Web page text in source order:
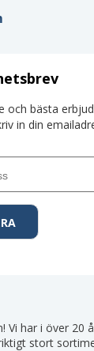
och bästa
in din
Vi har i över 20
stort